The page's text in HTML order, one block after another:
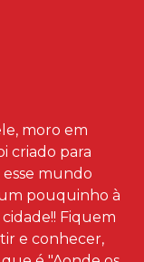
moro em
criado para
mundo
pouquinho à
Fiquem
e conhecer,